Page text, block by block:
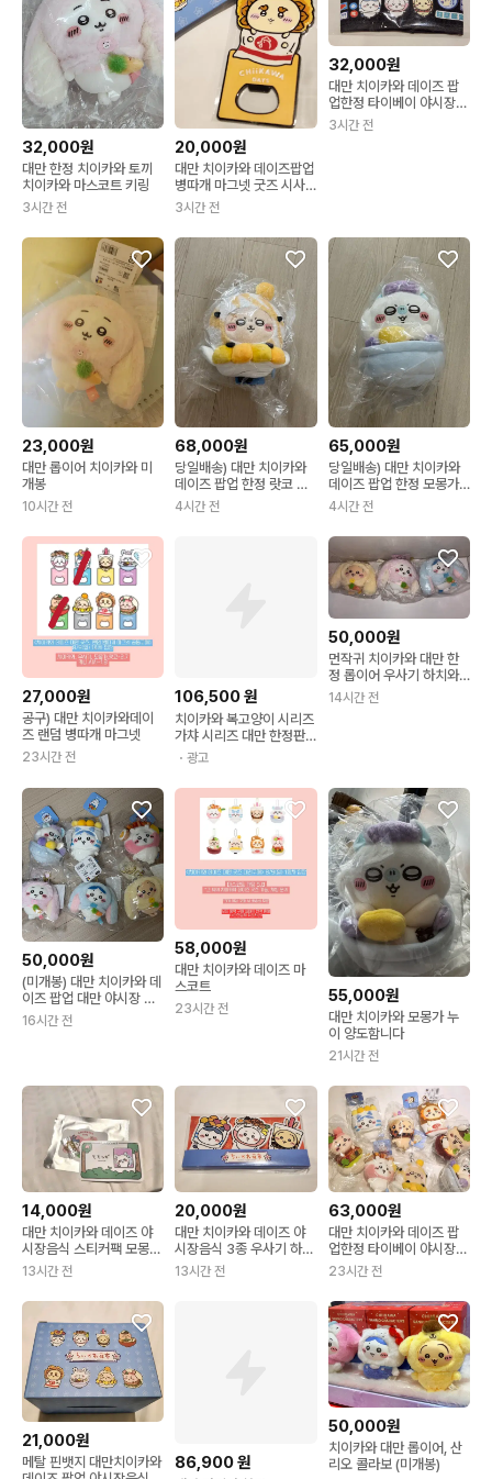
32,000원
대만 한정 치이카와 토끼
치이카와 마스코트 키링
3시간 전
20,000원
대만 치이카와 데이즈팝업
병따개 마그넷 굿즈 시사
양도
3시간 전
32,000원
대만 치이카와 데이즈 팝
업한정 타이베이 야시장
뻬이따이 컵홀더 양도
3시간 전
23,000원
대만 롭이어 치이카와 미
개봉
10시간 전
68,000원
당일배송) 대만 치이카와
데이즈 팝업 한정 랏코 빅
누이 야시장 음식 누이
4시간 전
65,000원
당일배송) 대만 치이카와
데이즈 팝업 한정 모몽가
빅 누이 야시장 음식 누이
4시간 전
27,000원
공구) 대만 치이카와데이
즈 랜덤 병따개 마그넷
23시간 전
106,500원
치이카와 복고양이 시리즈
가챠 시리즈 대만 한정판
세트
・광고
50,000원
먼작귀 치이카와 대만 한
정 롭이어 우사기 하치와
레 미개봉
14시간 전
50,000원
(미개봉) 대만 치이카와 데
이즈 팝업 대만 야시장 한
정 롭이어 키링 판매합니
16시간 전
58,000원
대만 치이카와 데이즈 마
스코트
23시간 전
55,000원
대만 치이카와 모몽가 누
이 양도함니다
21시간 전
14,000원
대만 치이카와 데이즈 야
시장음식 스티커팩 모몽가
특전 카드
13시간 전
20,000원
대만 치이카와 데이즈 야
시장음식 3종 우사기 하치
와레 치이 메모지 세트
13시간 전
63,000원
대만 치이카와 데이즈 팝
업한정 타이베이 야시장
시리즈 마스코트 인형 키
23시간 전
21,000원
메탈 핀뱃지 대만치이카와
86,900원
50,000원
치이카와 대만 롭이어, 산
리오 콜라보 (미개봉)